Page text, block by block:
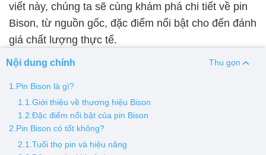
Pin Realme
Thay vỏ
Vỏ iPhone
viết này, chúng ta sẽ cùng khám phá chi tiết về pin
Bison, từ nguồn gốc, đặc điểm nổi bật cho đến đánh
giá chất lượng thực tế.
Nội dung chính Thu gọn
1.Pin Bison là gì?
1.1.Giới thiệu về thương hiệu Bison
1.2.Đặc điểm nổi bật của pin Bison
2.Pin Bison có tốt không?
2.1.Tuổi thọ pin và hiệu năng